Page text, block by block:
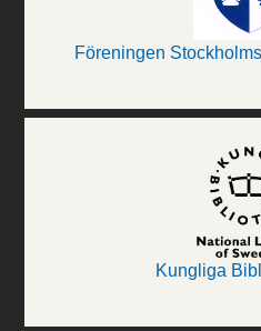
Föreningen
Kungliga